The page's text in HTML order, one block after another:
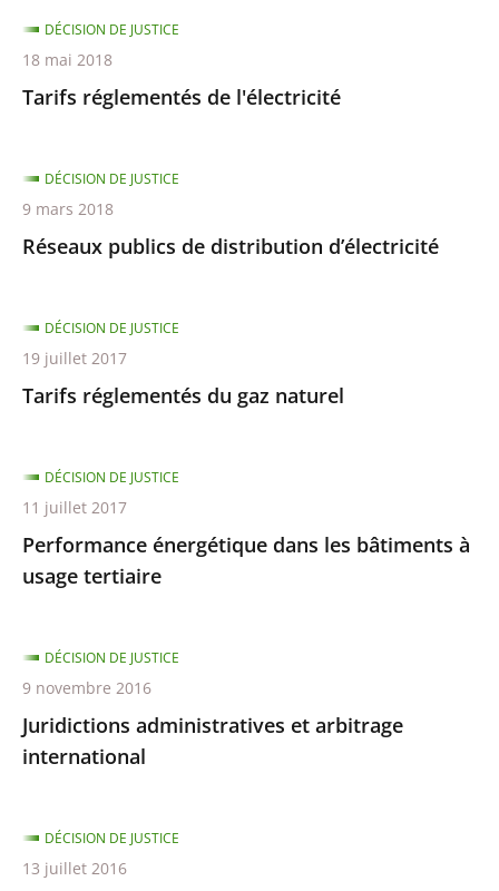
après
avant
Tarifs réglementés de l'électricité
DÉCISION DE JUSTICE
18 mai 2018
Réseaux publics de distribution d’électricité
DÉCISION DE JUSTICE
9 mars 2018
Tarifs réglementés du gaz naturel
DÉCISION DE JUSTICE
19 juillet 2017
Performance énergétique dans les bâtiments à
usage tertiaire
DÉCISION DE JUSTICE
11 juillet 2017
Juridictions administratives et arbitrage
international
DÉCISION DE JUSTICE
9 novembre 2016
DÉCISION DE JUSTICE
13 juillet 2016